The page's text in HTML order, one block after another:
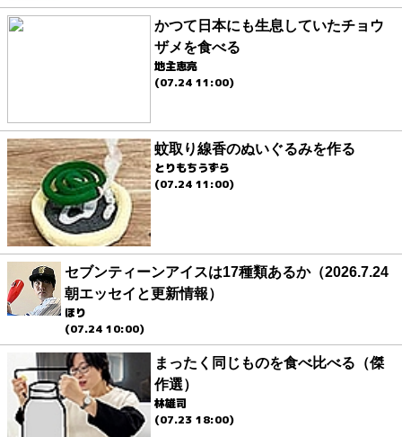
かつて日本にも生息していたチョウ
ザメを食べる
地主恵亮
(07.24 11:00)
蚊取り線香のぬいぐるみを作る
とりもちうずら
(07.24 11:00)
セブンティーンアイスは17種類あるか（2026.7.24
朝エッセイと更新情報）
ほり
(07.24 10:00)
まったく同じものを食べ比べる（傑
作選）
林雄司
(07.23 18:00)